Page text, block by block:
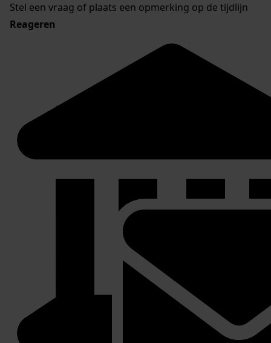
Stel een vraag of plaats een opmerking op de tijdlijn
Reageren